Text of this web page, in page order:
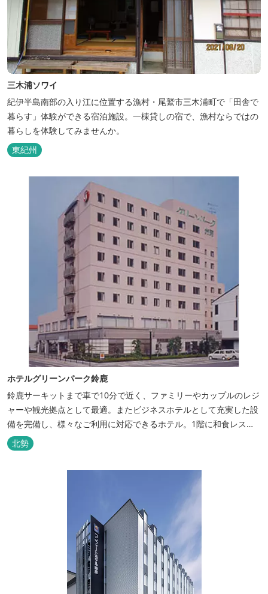
三木浦ソワイ
紀伊半島南部の入り江に位置する漁村・尾鷲市三木浦町で「田舎で
暮らす」体験ができる宿泊施設。一棟貸しの宿で、漁村ならではの
暮らしを体験してみませんか。
東紀州
ホテルグリーンパーク鈴鹿
鈴鹿サーキットまで車で10分で近く、ファミリーやカップルのレジ
ャーや観光拠点として最適。またビジネスホテルとして充実した設
備を完備し、様々なご利用に対応できるホテル。1階に和食レスト
ランみやびを併設。
北勢